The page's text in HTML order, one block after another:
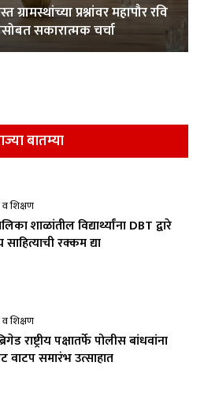
प्रश्नांवर महापौर रवि
सकारात्मक चर्चा
बातम्या
शिक्षण
शाळांतील विद्यार्थ्यांना DBT द्वारे
रक्कम द्या
शिक्षण
राष्ट्रीय पक्षातर्फे पोलीस बांधवांना
वाटप समारंभ उत्साहात